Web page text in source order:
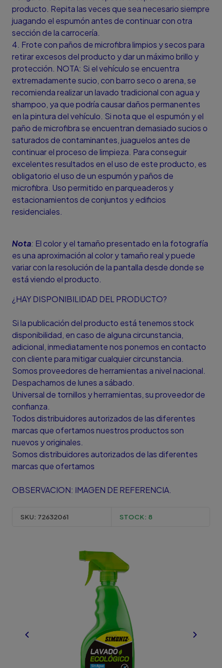
producto. Repita las veces que sea necesario siempre
juagando el espumón antes de continuar con otra
sección de la carrocería.
4. Frote con paños de microfibra limpios y secos para
retirar excesos del producto y dar un máximo brillo y
protección. NOTA: Si el vehículo se encuentra
extremadamente sucio, con barro seco o arena, se
recomienda realizar un lavado tradicional con agua y
shampoo, ya que podría causar daños permanentes
en la pintura del vehículo. Si nota que el espumón y el
paño de microfibra se encuentran demasiado sucios o
saturados de contaminantes, juaguelos antes de
continuar el proceso de limpieza. Para conseguir
excelentes resultados en el uso de este producto, es
obligatorio el uso de un espumón y paños de
microfibra. Uso permitido en parqueaderos y
estacionamientos de conjuntos y edificios
residenciales.
Nota: El color y el tamaño presentado en la fotografía
es una aproximación al color y tamaño real y puede
variar con la resolución de la pantalla desde donde se
está viendo el producto.
¿HAY DISPONIBILIDAD DEL PRODUCTO?
Si la publicación del producto está tenemos stock
disponibilidad, en caso de alguna circunstancia,
adicional, inmediatamente nos ponemos en contacto
con cliente para mitigar cualquier circunstancia.
Somos proveedores de herramientas a nivel nacional.
Despachamos de lunes a sábado.
Universal de tornillos y herramientas, su proveedor de
confianza.
Todos distribuidores autorizados de las diferentes
marcas que ofertamos nuestros productos son
nuevos y originales.
Somos distribuidores autorizados de las diferentes
marcas que ofertamos
OBSERVACION: IMAGEN DE REFERENCIA.
SKU: 72632061 STOCK: 8